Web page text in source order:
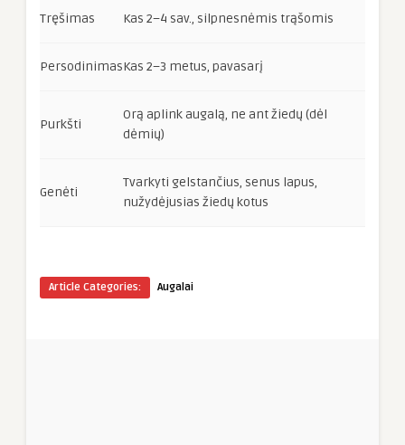
Tręšimas Kas 2–4 sav., silpnesnėmis trąšomis
PersodinimasKas 2–3 metus, pavasarį
Purkšti
Orą aplink augalą, ne ant žiedų (dėl
dėmių)
Genėti
Tvarkyti gelstančius, senus lapus,
nužydėjusias žiedų kotus
Article Categories: Augalai